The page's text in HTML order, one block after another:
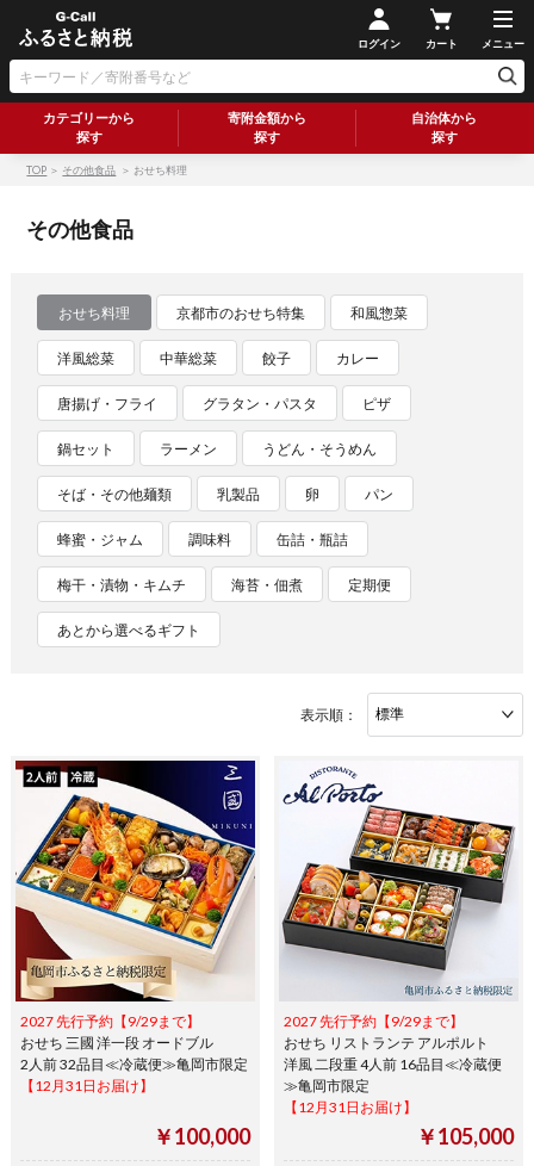
ログイン カート メニュー
カテゴリーから
探す
寄附金額から
探す
自治体から
探す
TOP ＞ その他食品 ＞ おせち料理
その他食品
おせち料理 京都市のおせち特集 和風惣菜
洋風総菜 中華総菜 餃子 カレー
唐揚げ・フライ グラタン・パスタ ピザ
鍋セット ラーメン うどん・そうめん
そば・その他麺類 乳製品 卵 パン
蜂蜜・ジャム 調味料 缶詰・瓶詰
梅干・漬物・キムチ 海苔・佃煮 定期便
あとから選べるギフト
表示順：
2027 先行予約【9/29まで】
おせち 三國 洋一段 オードブル
2人前 32品目≪冷蔵便≫亀岡市限定
【12月31日お届け】
￥100,000
2027 先行予約【9/29まで】
おせち リストランテ アルポルト
洋風 二段重 4人前 16品目≪冷蔵便
≫亀岡市限定
【12月31日お届け】
￥105,000